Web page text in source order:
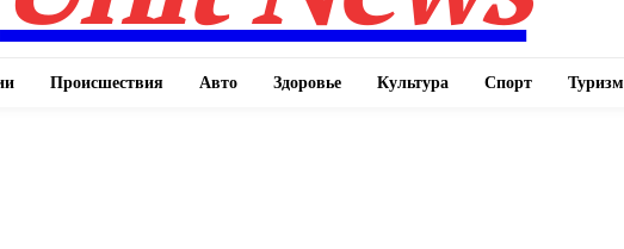
Происшествия Авто Здоровье Культура Спорт Туризм